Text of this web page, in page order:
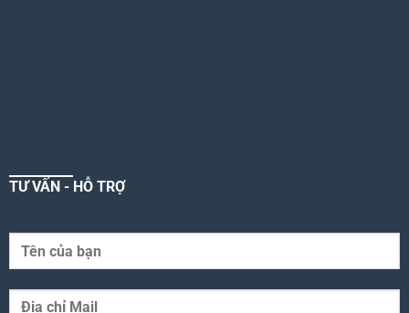
TƯ VẤN - HỖ TRỢ